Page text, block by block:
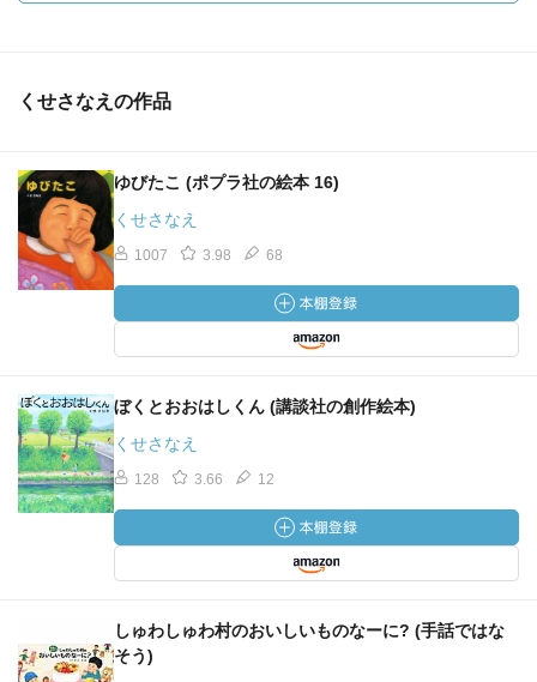
くせさなえの作品
ゆびたこ (ポプラ社の絵本 16)
くせさなえ
1007 3.98 68
ぼくとおおはしくん (講談社の創作絵本)
くせさなえ
128 3.66 12
しゅわしゅわ村のおいしいものなーに? (手話ではな
そう)